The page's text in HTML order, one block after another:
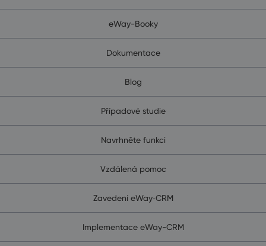
eWay-Booky
Dokumentace
Blog
Případové studie
Navrhněte funkci
Vzdálená pomoc
Zavedení eWay‑CRM
Implementace eWay-CRM